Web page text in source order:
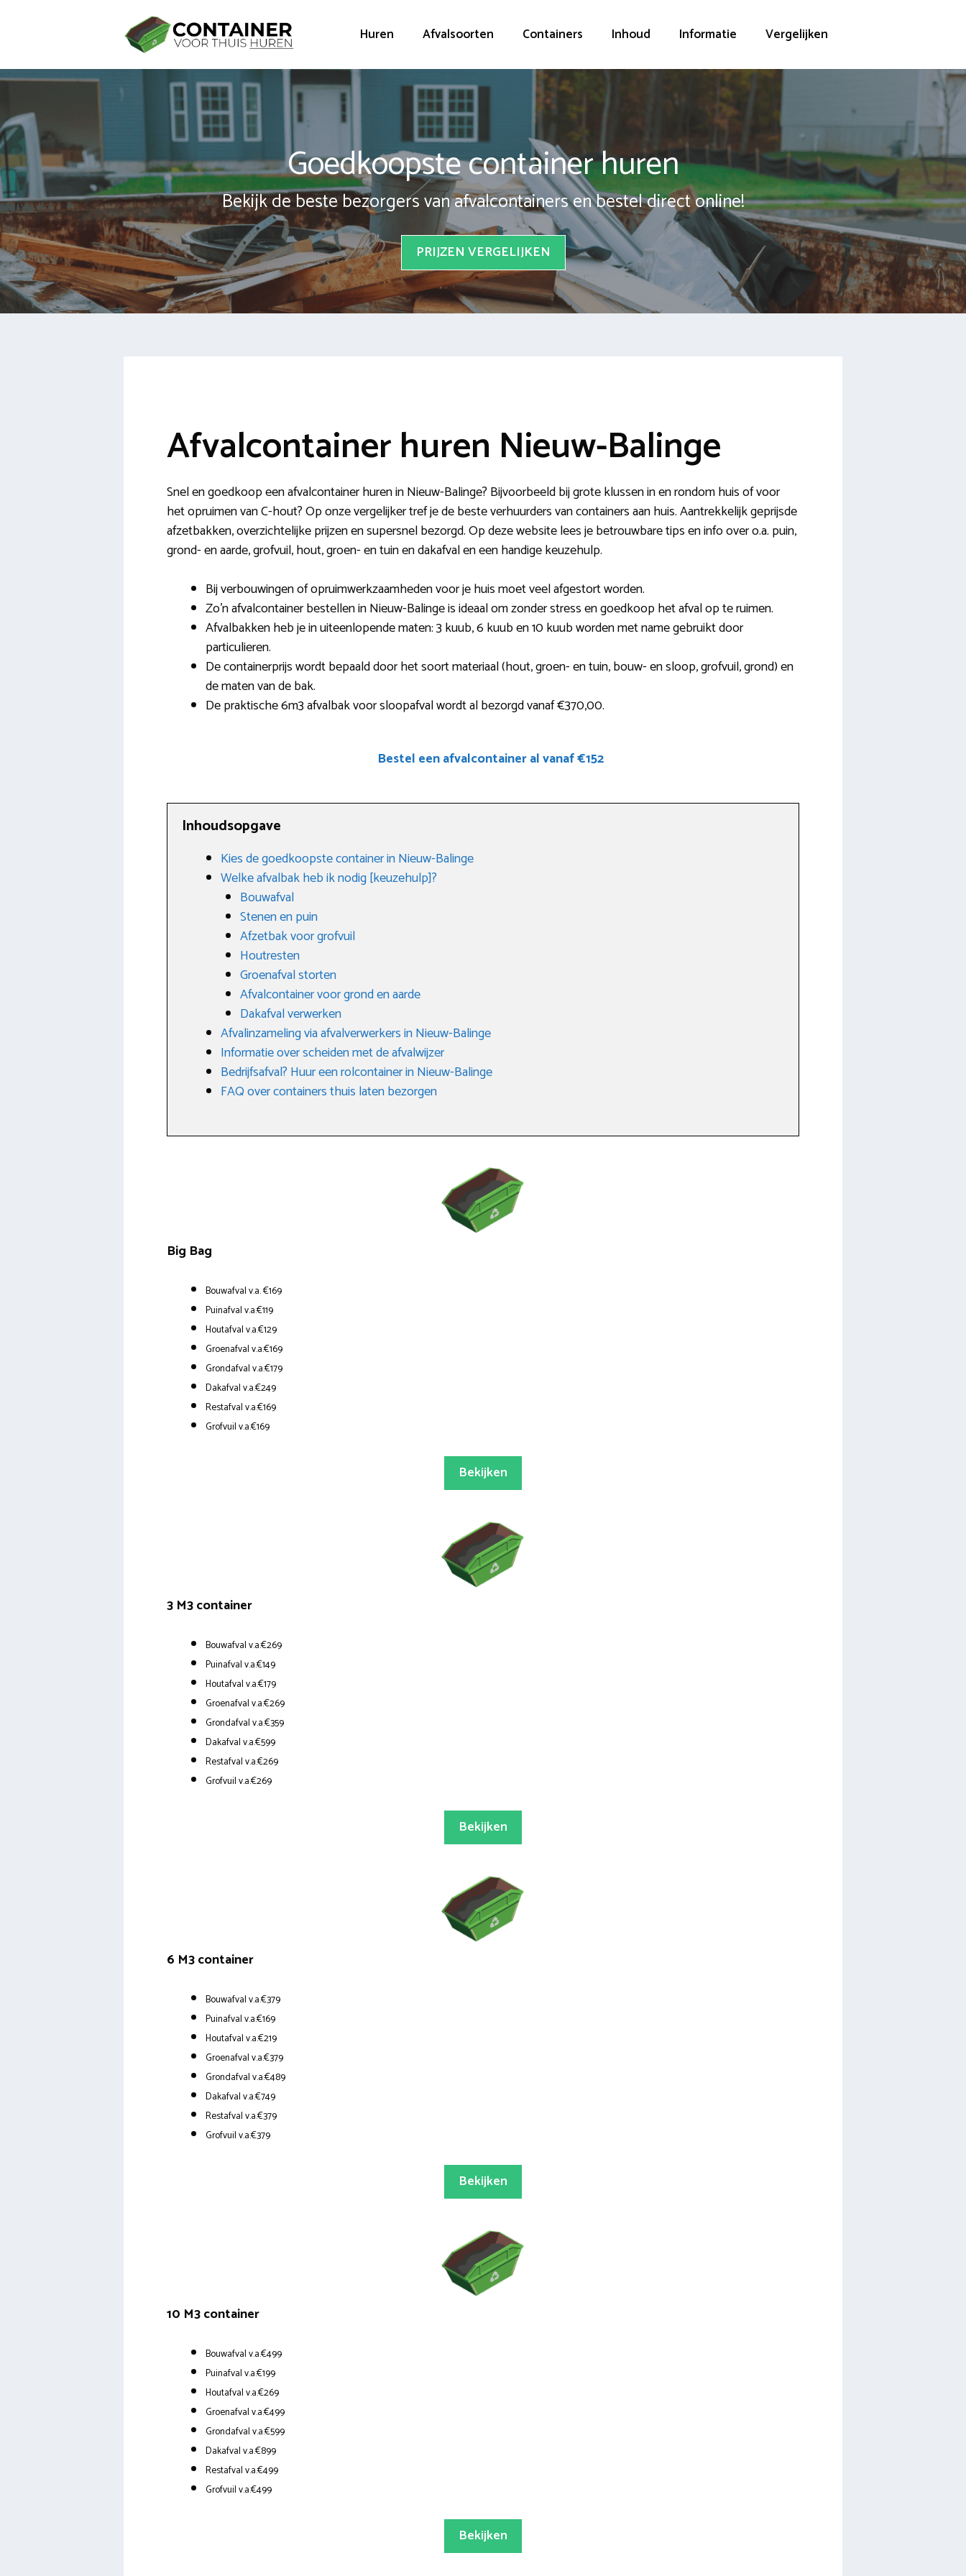
Huren Afvalsoorten Containers Inhoud Informatie Vergelijken
Goedkoopste container huren
Bekijk de beste bezorgers van afvalcontainers en bestel direct online!
PRIJZEN VERGELIJKEN
Afvalcontainer huren Nieuw-Balinge
Snel en goedkoop een afvalcontainer huren in Nieuw-Balinge? Bijvoorbeeld bij grote klussen in en rondom huis of voor
het opruimen van C-hout? Op onze vergelijker tref je de beste verhuurders van containers aan huis. Aantrekkelijk geprijsde
afzetbakken, overzichtelijke prijzen en supersnel bezorgd. Op deze website lees je betrouwbare tips en info over o.a. puin,
grond- en aarde, grofvuil, hout, groen- en tuin en dakafval en een handige keuzehulp.
Bij verbouwingen of opruimwerkzaamheden voor je huis moet veel afgestort worden.
Zo’n afvalcontainer bestellen in Nieuw-Balinge is ideaal om zonder stress en goedkoop het afval op te ruimen.
Afvalbakken heb je in uiteenlopende maten: 3 kuub, 6 kuub en 10 kuub worden met name gebruikt door
particulieren.
De containerprijs wordt bepaald door het soort materiaal (hout, groen- en tuin, bouw- en sloop, grofvuil, grond) en
de maten van de bak.
De praktische 6m3 afvalbak voor sloopafval wordt al bezorgd vanaf €370,00.
Bestel een afvalcontainer al vanaf €152
Inhoudsopgave
Kies de goedkoopste container in Nieuw-Balinge
Welke afvalbak heb ik nodig [keuzehulp]?
Bouwafval
Stenen en puin
Afzetbak voor grofvuil
Houtresten
Groenafval storten
Afvalcontainer voor grond en aarde
Dakafval verwerken
Afvalinzameling via afvalverwerkers in Nieuw-Balinge
Informatie over scheiden met de afvalwijzer
Bedrijfsafval? Huur een rolcontainer in Nieuw-Balinge
FAQ over containers thuis laten bezorgen
Big Bag
Bouwafval v.a. €169
Puinafval v.a.€119
Houtafval v.a.€129
Groenafval v.a.€169
Grondafval v.a.€179
Dakafval v.a.€249
Restafval v.a.€169
Grofvuil v.a.€169
Bekijken
3 M3 container
Bouwafval v.a.€269
Puinafval v.a.€149
Houtafval v.a.€179
Groenafval v.a.€269
Grondafval v.a.€359
Dakafval v.a.€599
Restafval v.a.€269
Grofvuil v.a.€269
Bekijken
6 M3 container
Bouwafval v.a.€379
Puinafval v.a.€169
Houtafval v.a.€219
Groenafval v.a.€379
Grondafval v.a.€489
Dakafval v.a.€749
Restafval v.a.€379
Grofvuil v.a.€379
Bekijken
10 M3 container
Bouwafval v.a.€499
Puinafval v.a.€199
Houtafval v.a.€269
Groenafval v.a.€499
Grondafval v.a.€599
Dakafval v.a.€899
Restafval v.a.€499
Grofvuil v.a.€499
Bekijken